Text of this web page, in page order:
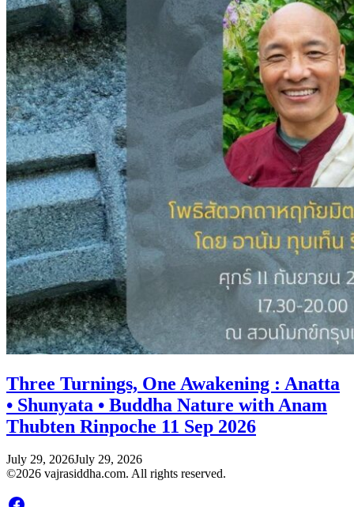
Three Turnings, One Awakening : Anatta
• Shunyata • Buddha Nature with Anam
Thubten Rinpoche 11 Sep 2026
July 29, 2026July 29, 2026
©2026 vajrasiddha.com. All rights reserved.